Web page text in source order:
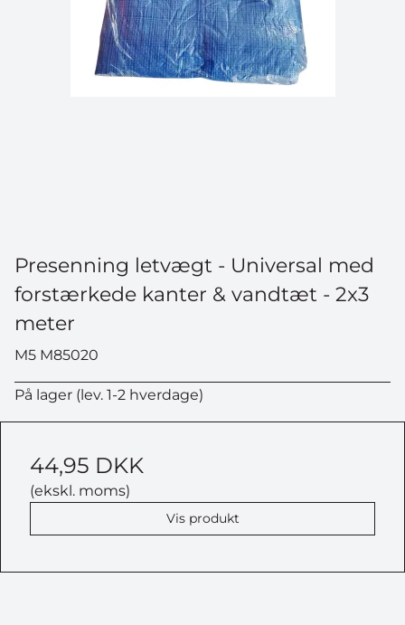
Presenning letvægt - Universal med
forstærkede kanter & vandtæt - 2x3
meter
M5 M85020
På lager (lev. 1-2 hverdage)
44,95 DKK
(ekskl. moms)
Vis produkt